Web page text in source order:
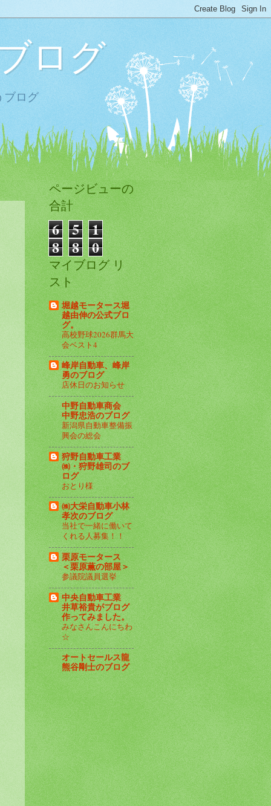
ログ
ブログ
ページビューの
合計
6 5 1
8 8 0
マイブログ リ
スト
堀越モータース堀
越由伸の公式ブロ
グ。
高校野球2026群馬大
会ベスト4
峰岸自動車、峰岸
勇のブログ
店休日のお知らせ
中野自動車商会
中野忠浩のブログ
新潟県自動車整備振
興会の総会
狩野自動車工業
㈱・狩野雄司のブ
ログ
おとり様
㈱大栄自動車小林
孝次のブログ
当社で一緒に働いて
くれる人募集！！
栗原モータース
＜栗原薫の部屋＞
参議院議員選挙
中央自動車工業
井草裕貴がブログ
作ってみました。
みなさんこんにちわ
☆
オートセールス龍
熊谷剛士のブログ